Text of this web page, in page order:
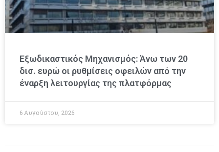
Εξωδικαστικός Μηχανισμός: Άνω των 20
δισ. ευρώ οι ρυθμίσεις οφειλών από την
έναρξη λειτουργίας της πλατφόρμας
6 Αυγούστου, 2026